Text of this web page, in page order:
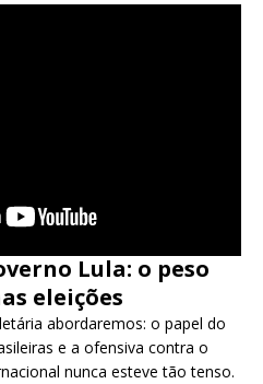
Lula: o peso
eleições
abordaremos: o papel do
e a ofensiva contra o
nunca esteve tão tenso.